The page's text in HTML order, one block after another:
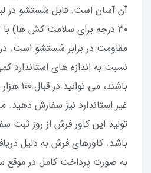
آن آسان است. قابل شستشو در
۳۰ درجه برای سلامت کش ها)
مقاومت در برابر شستشو است.
نسبت به اندازه های استاندارد
باشند،
غیر استاندارد نیز سفارش دهید.
باشد. کاورهای فرش به دلیل
به صورت پرداخت کامل در